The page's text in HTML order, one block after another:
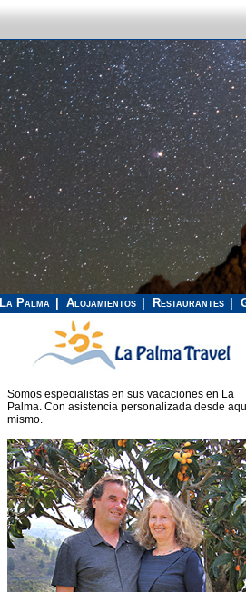
La Palma Alojamientos Restaurantes
Somos especialistas en sus vacaciones en La
Palma. Con asistencia personalizada desde
mismo.